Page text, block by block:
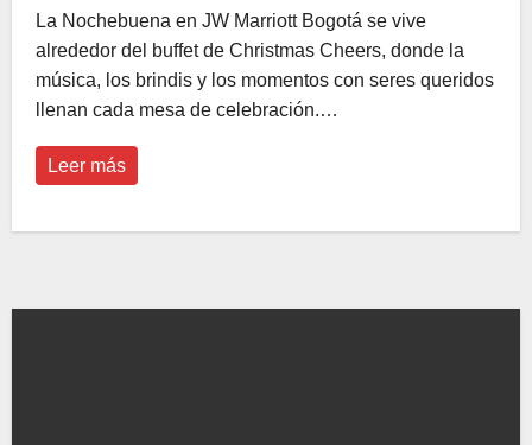
La Nochebuena en JW Marriott Bogotá se vive
alrededor del buffet de Christmas Cheers, donde la
música, los brindis y los momentos con seres queridos
llenan cada mesa de celebración.…
Leer más